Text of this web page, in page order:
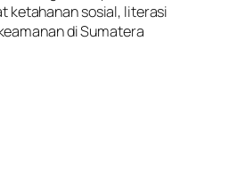
ketahanan sosial, literasi
di Sumatera